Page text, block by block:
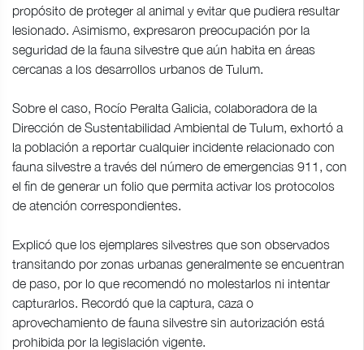
propósito de proteger al animal y evitar que pudiera resultar
lesionado. Asimismo, expresaron preocupación por la
seguridad de la fauna silvestre que aún habita en áreas
cercanas a los desarrollos urbanos de Tulum.
Sobre el caso, Rocío Peralta Galicia, colaboradora de la
Dirección de Sustentabilidad Ambiental de Tulum, exhortó a
la población a reportar cualquier incidente relacionado con
fauna silvestre a través del número de emergencias 911, con
el fin de generar un folio que permita activar los protocolos
de atención correspondientes.
Explicó que los ejemplares silvestres que son observados
transitando por zonas urbanas generalmente se encuentran
de paso, por lo que recomendó no molestarlos ni intentar
capturarlos. Recordó que la captura, caza o
aprovechamiento de fauna silvestre sin autorización está
prohibida por la legislación vigente.